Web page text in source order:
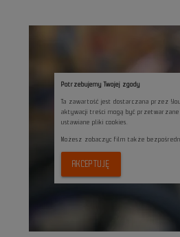
Potrzebujemy Twojej zgody
Ta zawartość jest dostarczana przez
aktywacji treści mogą być przetwarzane
ustawiane pliki cookies.
Możesz zobaczyc film także
AKCEPTUJĘ